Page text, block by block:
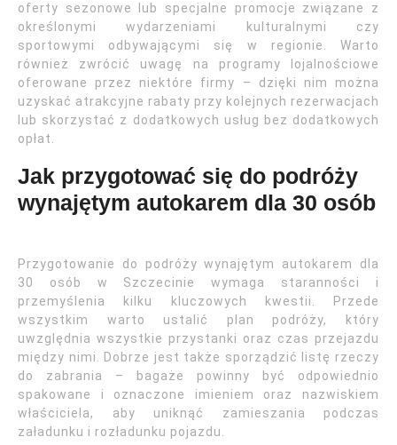
oferty sezonowe lub specjalne promocje związane z
określonymi wydarzeniami kulturalnymi czy
sportowymi odbywającymi się w regionie. Warto
również zwrócić uwagę na programy lojalnościowe
oferowane przez niektóre firmy – dzięki nim można
uzyskać atrakcyjne rabaty przy kolejnych rezerwacjach
lub skorzystać z dodatkowych usług bez dodatkowych
opłat.
Jak przygotować się do podróży
wynajętym autokarem dla 30 osób
Przygotowanie do podróży wynajętym autokarem dla
30 osób w Szczecinie wymaga staranności i
przemyślenia kilku kluczowych kwestii. Przede
wszystkim warto ustalić plan podróży, który
uwzględnia wszystkie przystanki oraz czas przejazdu
między nimi. Dobrze jest także sporządzić listę rzeczy
do zabrania – bagaże powinny być odpowiednio
spakowane i oznaczone imieniem oraz nazwiskiem
właściciela, aby uniknąć zamieszania podczas
załadunku i rozładunku pojazdu.